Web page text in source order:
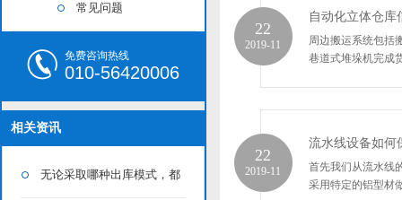
常见问题
免费咨询热线
010-56420006
相关资讯
无论采取哪种出库模式，都
自动化立体仓库
周边搬运系统包括
巷道式堆垛机完成
22
2019-11
流水线设备如何
首先我们从流水线
采用特定的铝型材
22
2019-11